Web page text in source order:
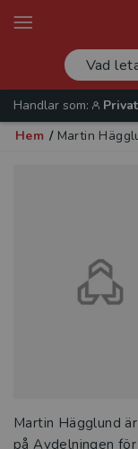
Handlar som:
Hem / Martin
Martin Hägglund
på Avdelningen